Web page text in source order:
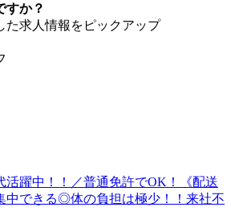
すか？
た求人情報をピックアップ
活躍中！！／普通免許でOK！《配送
中できる◎体の負担は極少！！来社不